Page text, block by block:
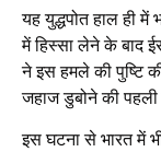
यह युद्धपोत हाल ही
में हिस्सा लेने के बाद
ने इस हमले की पुष्टि
जहाज डुबोने की पहली
इस घटना से भारत में